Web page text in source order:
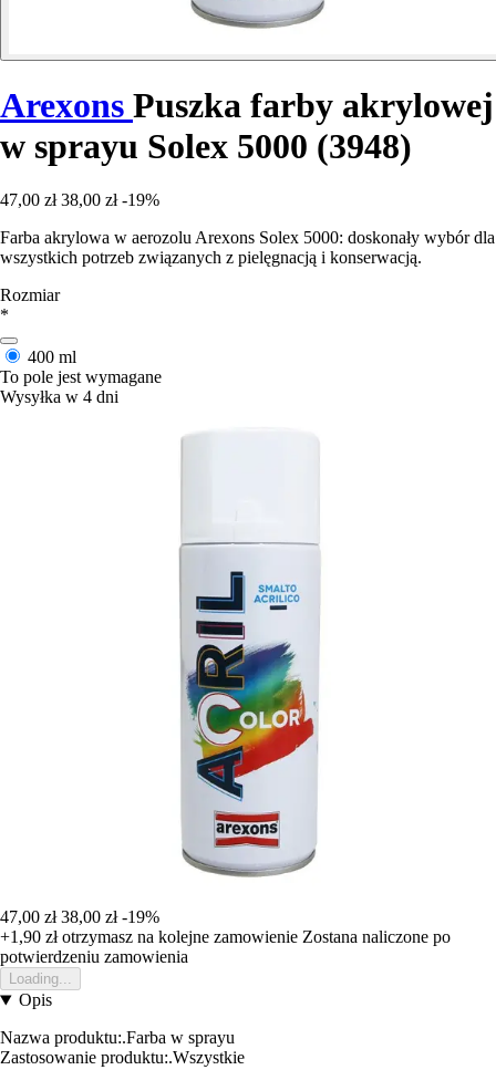
Arexons Puszka farby akrylowej
w sprayu Solex 5000 (3948)
47,00 zł 38,00 zł -19%
Farba akrylowa w aerozolu Arexons Solex 5000: doskonały wybór dla
wszystkich potrzeb związanych z pielęgnacją i konserwacją.
Rozmiar
*
400 ml
To pole jest wymagane
Wysyłka w 4 dni
47,00 zł 38,00 zł -19%
+1,90 złotrzymasz na kolejne zamowienie Zostana naliczone po
potwierdzeniu zamowienia
Loading...
Opis
Nazwa produktu:.Farba w sprayu
Zastosowanie produktu:.Wszystkie